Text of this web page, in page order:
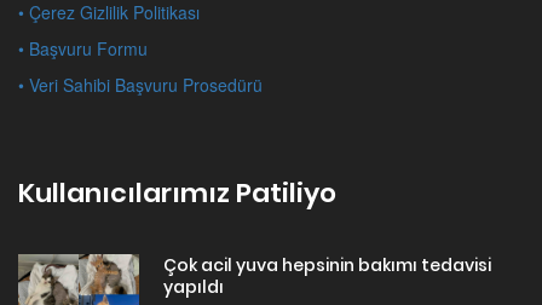
• Çerez Gizlilik Politikası
• Başvuru Formu
• Veri Sahibi Başvuru Prosedürü
Kullanıcılarımız Patiliyo
Çok acil yuva hepsinin bakımı tedavisi
yapıldı